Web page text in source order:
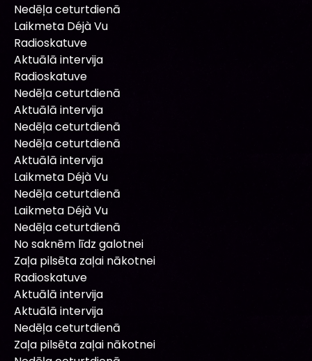
Nedēļa ceturtdienā
Laikmeta Déjà Vu
Radioskatuve
Aktuālā intervija
Radioskatuve
Nedēļa ceturtdienā
Aktuālā intervija
Nedēļa ceturtdienā
Nedēļa ceturtdienā
Aktuālā intervija
Laikmeta Déjà Vu
Nedēļa ceturtdienā
Laikmeta Déjà Vu
Nedēļa ceturtdienā
No saknēm līdz galotnei
Zaļa pilsēta zaļai nākotnei
Radioskatuve
Aktuālā intervija
Aktuālā intervija
Nedēļa ceturtdienā
Zaļa pilsēta zaļai nākotnei